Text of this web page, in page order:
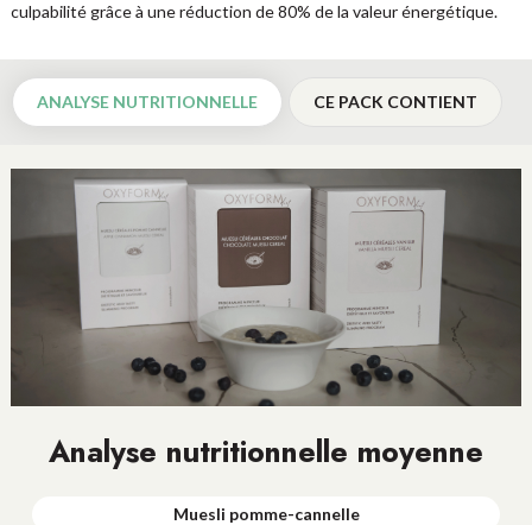
culpabilité grâce à une réduction de 80% de la valeur énergétique.
ANALYSE NUTRITIONNELLE CE PACK CONTIENT
Analyse nutritionnelle moyenne
Muesli pomme-cannelle